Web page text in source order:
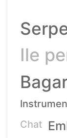
Ile
Chat